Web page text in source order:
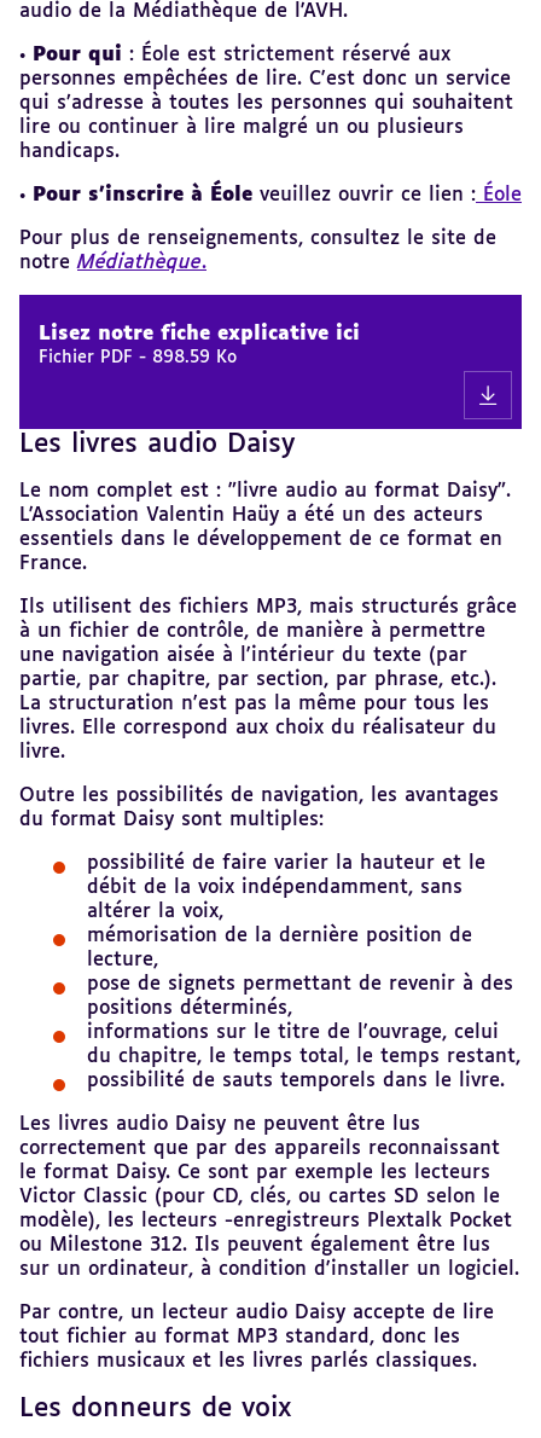
audio de la Médiathèque de l'AVH.
• Pour qui : Éole est strictement réservé aux
personnes empêchées de lire. C'est donc un service
qui s’adresse à toutes les personnes qui souhaitent
lire ou continuer à lire malgré un ou plusieurs
handicaps.
• Pour s’inscrire à Éole veuillez ouvrir ce lien : Éole
Pour plus de renseignements, consultez le site de
notreMédiathèque.
Lisez notre fiche explicative ici
Fichier PDF - 898.59 Ko
au
sommaire
Les livres audio Daisy
Le nom complet est : "livre audio au format Daisy".
L'Association Valentin Haüy a été un des acteurs
essentiels dans le développement de ce format en
France.
Ils utilisent des fichiers MP3, mais structurés grâce
à un fichier de contrôle, de manière à permettre
une navigation aisée à l'intérieur du texte (par
partie, par chapitre, par section, par phrase, etc.).
La structuration n'est pas la même pour tous les
livres. Elle correspond aux choix du réalisateur du
livre.
Outre les possibilités de navigation, les avantages
du format Daisy sont multiples:
possibilité de faire varier la hauteur et le
débit de la voix indépendamment, sans
altérer la voix,
mémorisation de la dernière position de
lecture,
pose de signets permettant de revenir à des
positions déterminés,
informations sur le titre de l'ouvrage, celui
du chapitre, le temps total, le temps restant,
possibilité de sauts temporels dans le livre.
Les livres audio Daisy ne peuvent être lus
correctement que par des appareils reconnaissant
le format Daisy. Ce sont par exemple les lecteurs
Victor Classic (pour CD, clés, ou cartes SD selon le
modèle), les lecteurs -enregistreurs Plextalk Pocket
ou Milestone 312. Ils peuvent également être lus
sur un ordinateur, à condition d'installer un logiciel.
Par contre, un lecteur audio Daisy accepte de lire
tout fichier au format MP3 standard, donc les
fichiers musicaux et les livres parlés classiques.
Revenir
sommaire
Les donneurs de voix
Revenir